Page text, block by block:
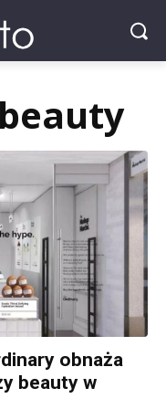
obnaża
beauty w